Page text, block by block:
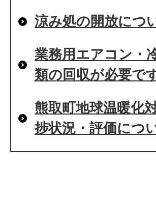
涼み処の開放につ
業務用エアコン・
類の回収が必要で
熊取町地球温暖化
捗状況・評価につ